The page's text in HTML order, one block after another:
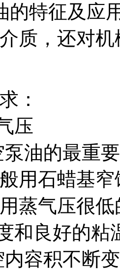
的特征及应
质，还对
：
压
油的最重
用石蜡基
蒸气压很
和良好的粘
容积不断